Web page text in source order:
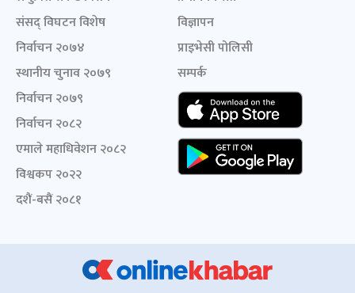
संसद् विघटन विशेष
निर्वाचन २०७४
स्थानीय चुनाव २०७९
निर्वाचन २०७९
निर्वाचन २०८२
एमाले महाधिवेशन २०८२
विश्वकप २०२२
दशैं-बसैं २०८१
विज्ञापन
प्राइभेसी पोलिसी
सम्पर्क